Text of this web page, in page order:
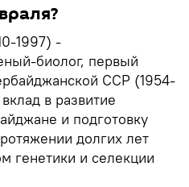
1997) -
биолог, первый
ССР (1954-
в развитие
и подготовку
долгих лет
генетики и селекции